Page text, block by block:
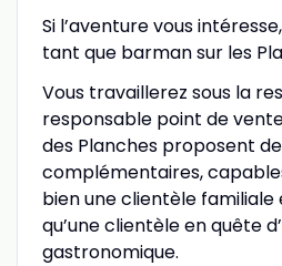
Si l’aventure vous
tant que barman sur les
Vous travaillerez sous la
responsable point de
des Planches proposent
complémentaires,
bien une clientèle familiale
qu’une clientèle en quête
gastronomique.